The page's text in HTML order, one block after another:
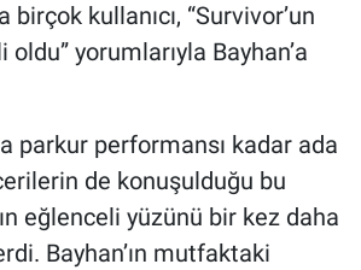
kullanıcı, “Survivor’un
yorumlarıyla Bayhan’a
parkur performansı kadar ada
de konuşulduğu bu
eğlenceli yüzünü bir kez daha
Bayhan’ın mutfaktaki